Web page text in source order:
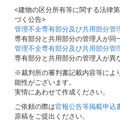
<建物の区分所有等に関する法律
づく公告>
管理不全専有部分及び共用部分管
専有部分と共用部分の管理人が同
管理不全専有部分及び共用部分管
専有部分と共用部分の管理人が異
※裁判所の審判書記載内容等によ
能性がございます。
実情にあわせて作成ください。
ご依頼の際は官報公告等掲載申込
原稿をご提出ください。